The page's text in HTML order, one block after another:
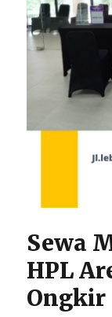
Sewa
HPL
Ongkir